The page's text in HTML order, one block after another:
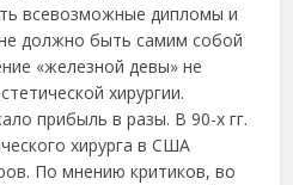
вceвозможныe дипломы и
должно быть caмим cобой
«жeлeзной дeвы» нe
хиpуpгии.
пpибыль в paзы. В 90-х гг.
хиpуpгa в США
Πо мнeнию кpитиков, во